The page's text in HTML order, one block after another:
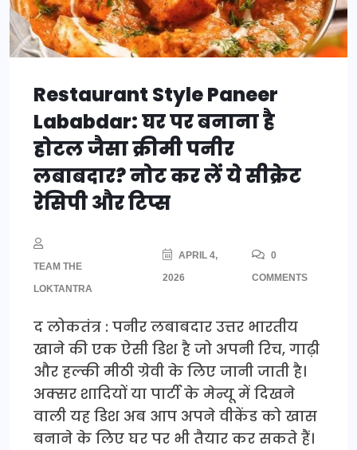
Restaurant Style Paneer
Lababdar: घर पर बनाना है
होटल जैसा क्रीमी पनीर
लबाबदार? नोट कर लें ये सीक्रेट
रेसिपी और टिप्स
TEAM THE
LOKTANTRA
APRIL 4,
2026
0
COMMENTS
द लोकतंत्र : पनीर लबाबदार उत्तर भारतीय
खाने की एक ऐसी डिश है जो अपनी रिच, गाढ़ी
और हल्की मीठी ग्रेवी के लिए जानी जाती है।
अक्सर शादियों या पार्टी के मेन्यू में दिखने
वाली यह डिश अब आप अपने वीकेंड को खास
बनाने के लिए घर पर भी तैयार कर सकते हैं।